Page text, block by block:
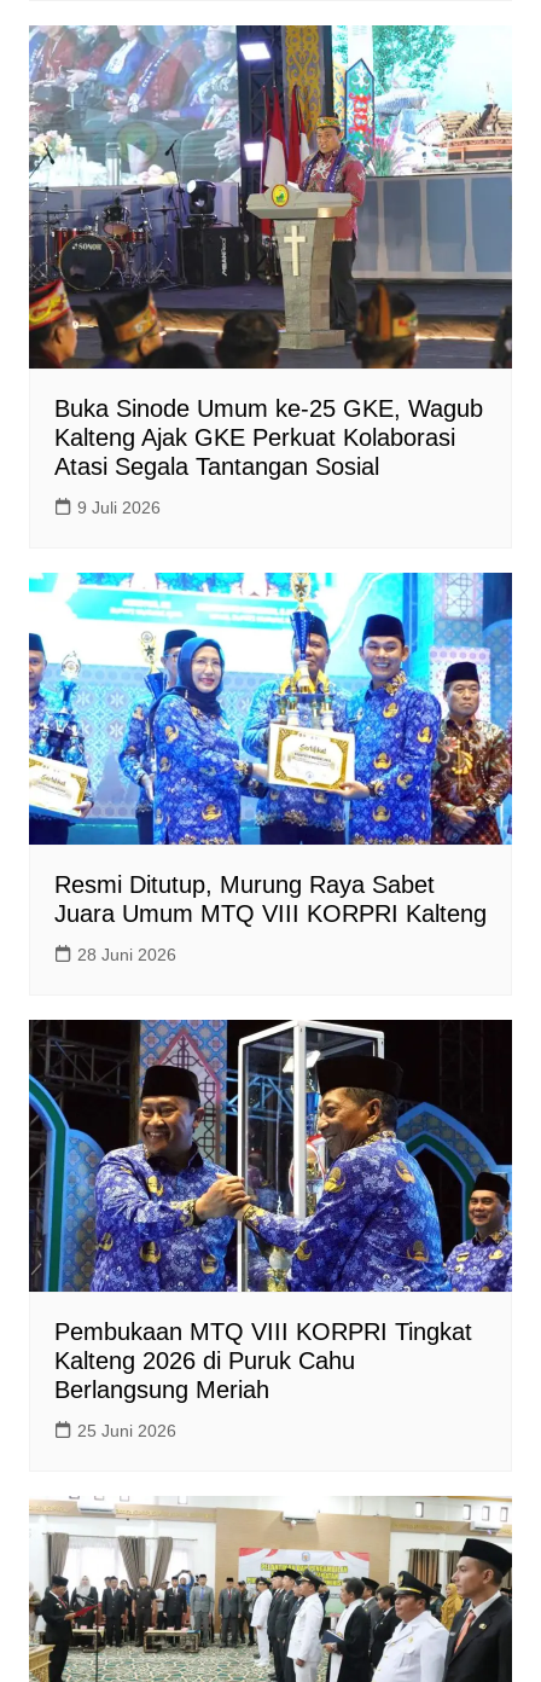
Buka Sinode Umum ke-25 GKE, Wagub
Kalteng Ajak GKE Perkuat Kolaborasi
Atasi Segala Tantangan Sosial
9 Juli 2026
Resmi Ditutup, Murung Raya Sabet
Juara Umum MTQ VIII KORPRI Kalteng
28 Juni 2026
Pembukaan MTQ VIII KORPRI Tingkat
Kalteng 2026 di Puruk Cahu
Berlangsung Meriah
25 Juni 2026